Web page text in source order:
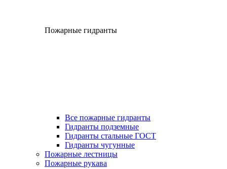
Пожарные гидранты
Все пожарные гидранты
Гидранты подземные
Гидранты стальные ГОСТ
Гидранты чугунные
Пожарные лестницы
Пожарные рукава